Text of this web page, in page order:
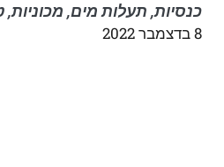
כנסיות, תעלות מים, מכוניות,
8 בדצמבר 2022